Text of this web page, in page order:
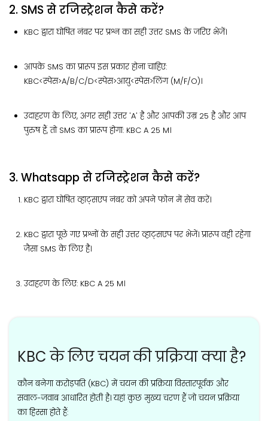
2. SMS से रजिस्ट्रेशन कैसे करें?
KBC द्वारा घोषित नंबर पर प्रश्न का सही उत्तर SMS के जरिए भेजें।
आपके SMS का प्रारूप इस प्रकार होना चाहिए:
KBC<स्पेस>A/B/C/D<स्पेस>आयु<स्पेस>लिंग (M/F/O)।
उदाहरण के लिए, अगर सही उत्तर 'A' है और आपकी उम्र 25 है और आप
पुरुष हैं, तो SMS का प्रारूप होगा: KBC A 25 M।
3. Whatsapp से रजिस्ट्रेशन कैसे करें?
KBC द्वारा घोषित व्हाट्सएप नंबर को अपने फोन में सेव करें।
KBC द्वारा पूछे गए प्रश्नों के सही उत्तर व्हाट्सएप पर भेजें। प्रारूप वही रहेगा
जैसा SMS के लिए है।
उदाहरण के लिए: KBC A 25 M।
KBC के लिए चयन की प्रक्रिया क्या है?
कौन बनेगा करोड़पति (KBC) में चयन की प्रक्रिया विस्तारपूर्वक और
सवाल-जवाब आधारित होती है। यहां कुछ मुख्य चरण हैं जो चयन प्रक्रिया
का हिस्सा होते हैं: